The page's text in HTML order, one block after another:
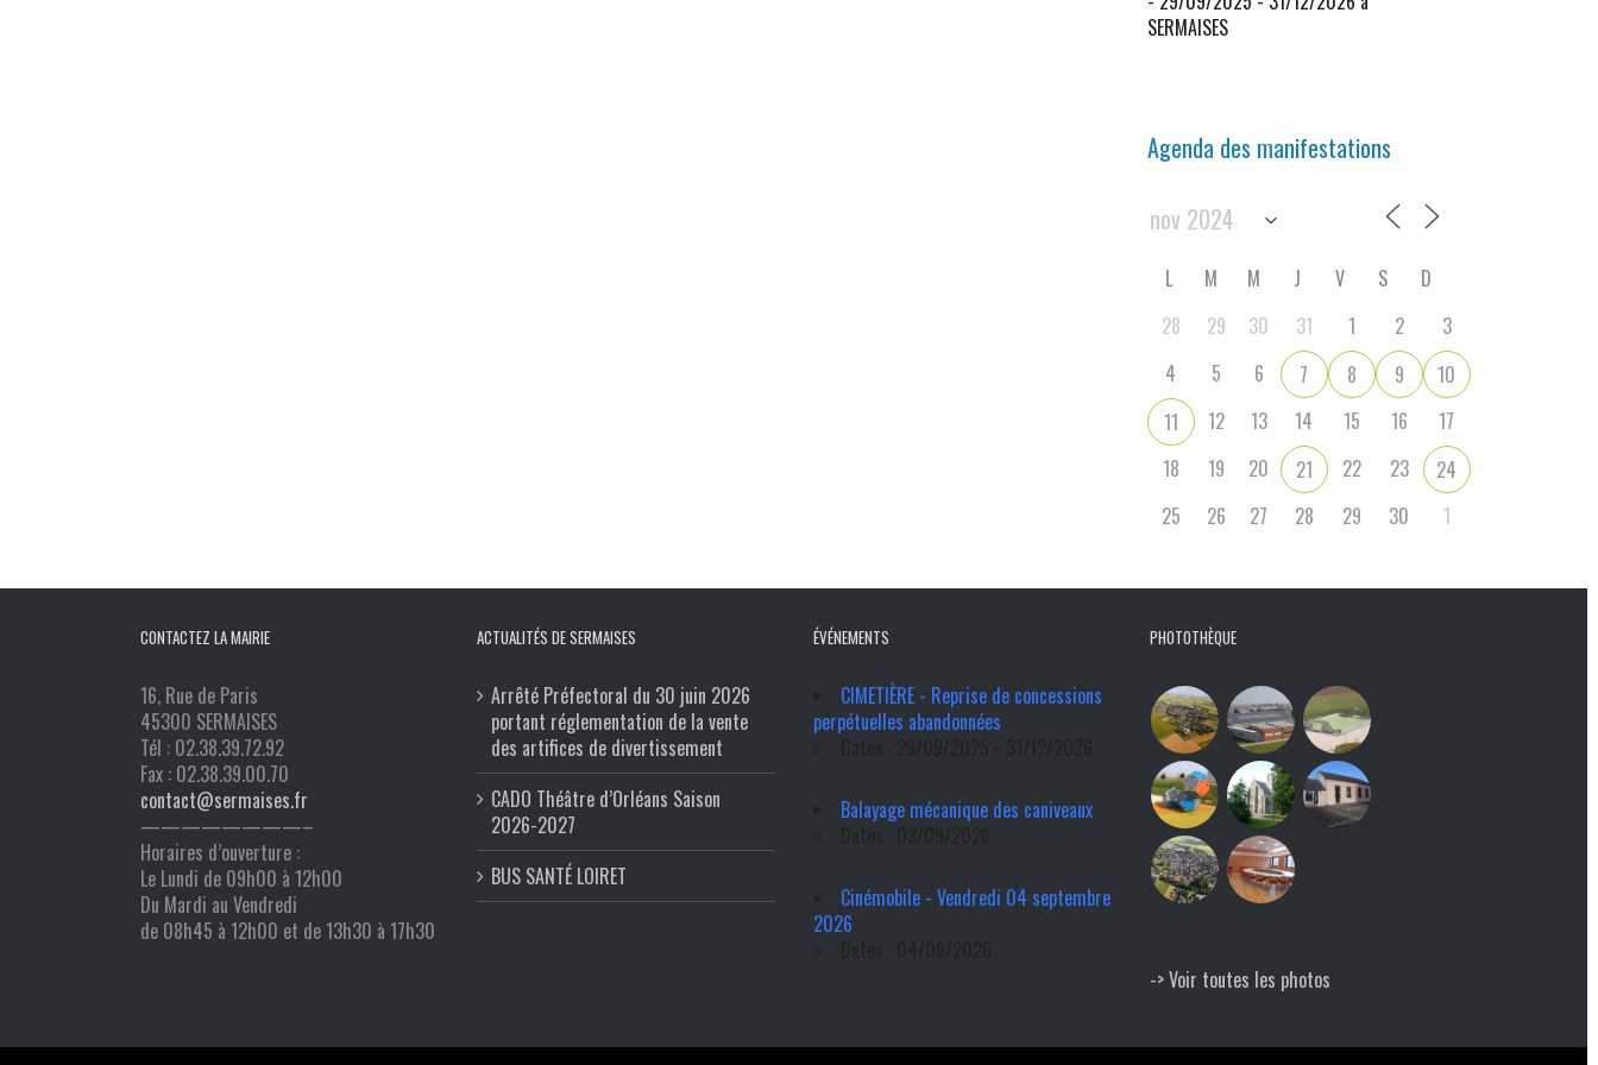
SERMAISES
Agenda des manifestations
L M M J V S
D
28
29 30 31 1 2
3
4
5 6 7 8 9
10
11
12 13 14 15 16
17
18
19 20 21 22 23
24
25
26 27 28 29 30 1
CONTACTEZ LA MAIRIE
16, Rue de Paris
45300 SERMAISES
Tél : 02.38.39.72.92
Fax : 02.38.39.00.70
contact@sermaises.fr
————————–
Horaires d’ouverture :
Le Lundi de 09h00 à 12h00
Du Mardi au Vendredi
de 08h45 à 12h00 et de 13h30 à 17h30
ACTUALITÉS DE SERMAISES
Arrêté Préfectoral du 30 juin 2026
portant réglementation de la vente
des artifices de divertissement
CADO Théâtre d’Orléans Saison
2026-2027
BUS SANTÉ LOIRET
ÉVÉNEMENTS
CIMETIÈRE - Reprise de concessions
perpétuelles abandonnées
Balayage mécanique des caniveaux
Cinémobile - Vendredi 04 septembre
2026
PHOTOTHÈQUE
-> Voir toutes les photos